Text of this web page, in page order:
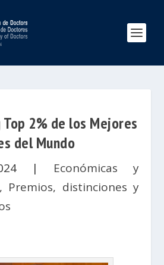
Top 2% de los Mejores
del Mundo
| Económicas y
, Premios, distinciones y